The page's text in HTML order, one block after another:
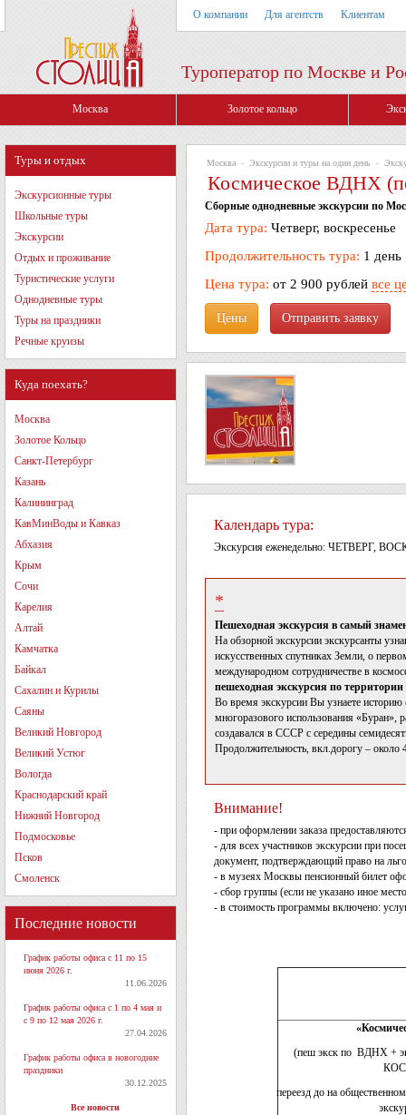
О компании Для агентств Клиентам
Туроператор по Москве и
Москва Золотое кольцо
Туры и отдых
Экскурсионные туры
Школьные туры
Экскурсии
Отдых и проживание
Туристические услуги
Однодневные туры
Туры на праздники
Речные круизы
Куда поехать?
Москва
Золотое Кольцо
Санкт-Петербург
Казань
Калининград
КавМинВоды и Кавказ
Абхазия
Крым
Сочи
Карелия
Алтай
Камчатка
Байкал
Сахалин и Курилы
Саяны
Великий Новгород
Великий Устюг
Вологда
Краснодарский край
Нижний Новгород
Подмосковье
Псков
Смоленск
Последние новости
График работы офиса с 11 по 15
июня 2026 г.
11.06.2026
График работы офиса с 1 по 4 мая и
с 9 по 12 мая 2026 г.
27.04.2026
График работы офиса в новогодние
праздники
30.12.2025
Все новости
Москва » Экскурсии и туры на один день »
Космическое ВДНХ
Сборные однодневные экскурсии по
Дата тура: Четверг, воскресенье
Продолжительность тура: 1 день
Цена тура: от 2 900 рублей все
Цены
Календарь тура:
Экскурсия еженедельно: ЧЕТВЕРГ,
*
Пешеходная экскурсия в самый
На обзорной экскурсии экскурсанты
искусственных спутниках Земли, о
международном сотрудничестве в
пешеходная экскурсия по
Во время экскурсии Вы узнаете
многоразового использования «Буран»,
создавался в СССР с середины
Продолжительность, вкл.дорогу – около
Внимание!
- при оформлении заказа
- для всех участников экскурсии при
документ, подтверждающий право на
- в музеях Москвы пенсионный билет
- сбор группы (если не указано иное
- в стоимость программы включено:
(пеш экск по ВДНХ +
переезд до на